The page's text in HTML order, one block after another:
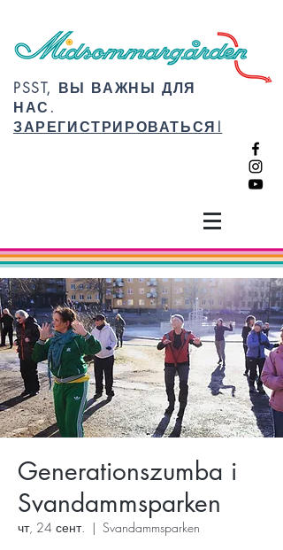
PSST, ВЫ ВАЖНЫ ДЛЯ
НАС.
ЗАРЕГИСТРИРОВАТЬСЯ!
Generationszumba i
Svandammsparken
чт, 24 сент.
  |
Svandammsparken